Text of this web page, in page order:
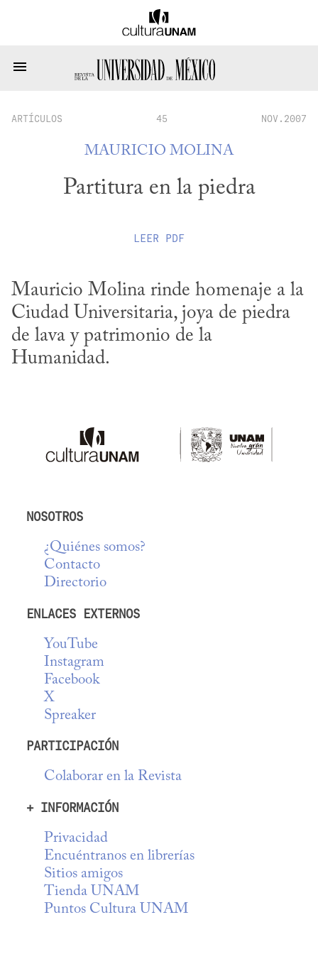
ARTÍCULOS 45 NOV.2007
MAURICIO MOLINA
Partitura en la piedra
LEER PDF
Mauricio Molina rinde homenaje a la
Ciudad Universitaria, joya de piedra
de lava y patrimonio de la
Humanidad.
NOSOTROS
¿Quiénes somos?
Contacto
Directorio
ENLACES EXTERNOS
YouTube
Instagram
Facebook
X
Spreaker
PARTICIPACIÓN
Colaborar en la Revista
+ INFORMACIÓN
Privacidad
Encuéntranos en librerías
Sitios amigos
Tienda UNAM
Puntos Cultura UNAM